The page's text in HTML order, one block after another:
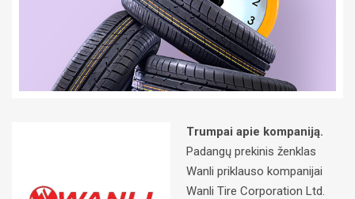
Trumpai apie kompaniją.
Padangų prekinis ženklas
Wanli priklauso kompanijai
Wanli Tire Corporation Ltd.